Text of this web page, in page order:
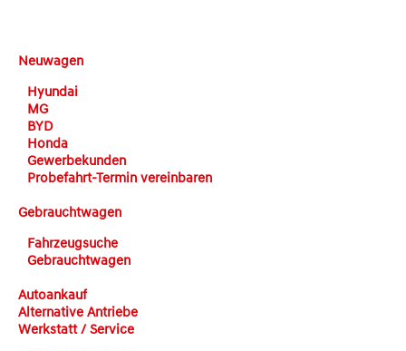
Neuwagen
Hyundai
MG
BYD
Honda
Gewerbekunden
Probefahrt-Termin vereinbaren
Gebrauchtwagen
Fahrzeugsuche
Gebrauchtwagen
Autoankauf
Alternative Antriebe
Werkstatt / Service